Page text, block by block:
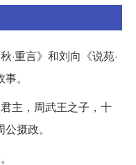
·重言》和刘向《说苑·
。
主，周武王之子，十
摄政。